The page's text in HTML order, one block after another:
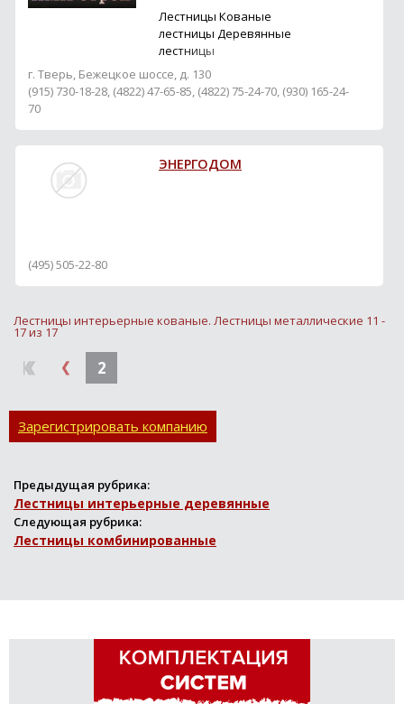
Лестницы Кованые
лестницы Деревянные
лестницы
г. Тверь, Бежецкое шоссе, д. 130
(915) 730-18-28, (4822) 47-65-85, (4822) 75-24-70, (930) 165-24-
70
ЭНЕРГОДОМ
(495) 505-22-80
Лестницы интерьерные кованые. Лестницы металлические 11 -
17 из 17
2
Зарегистрировать компанию
Предыдущая рубрика:
Лестницы интерьерные деревянные
Следующая рубрика:
Лестницы комбинированные